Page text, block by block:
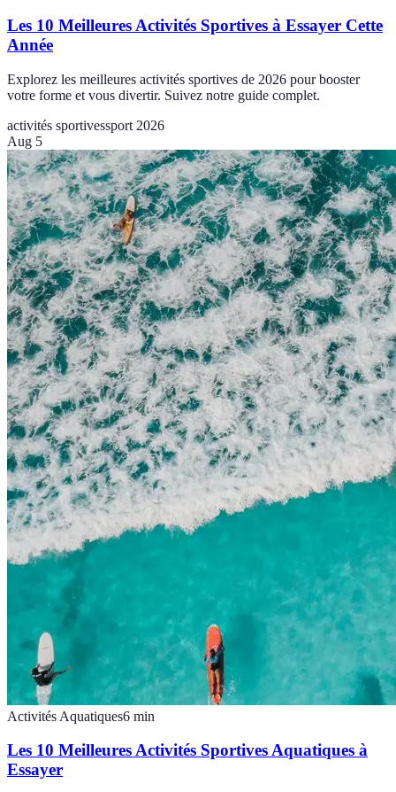
Les 10 Meilleures Activités Sportives à Essayer Cette
Année
Explorez les meilleures activités sportives de 2026 pour booster
votre forme et vous divertir. Suivez notre guide complet.
activités sportivessport 2026
Aug 5
Activités Aquatiques6 min
Les 10 Meilleures Activités Sportives Aquatiques à
Essayer